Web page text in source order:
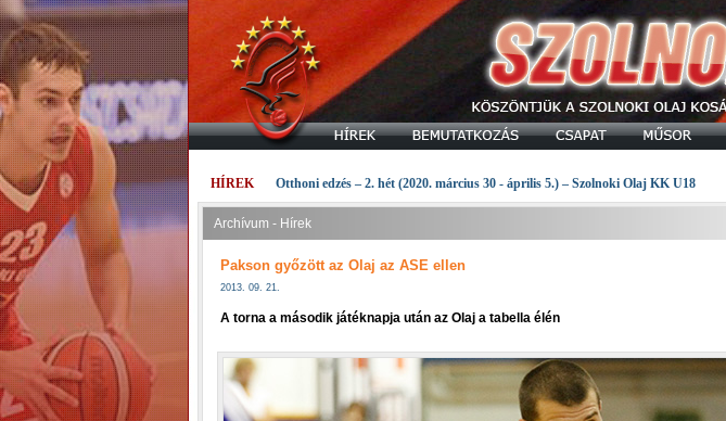
HÍREK Otthoni edzés – 2. hét (2020. március 30 - április 5.) – Szolnoki Olaj KK U18
Archívum - Hírek
Pakson győzött az Olaj az ASE ellen
2013. 09. 21.
A torna a második játéknapja után az Olaj a tabella élén